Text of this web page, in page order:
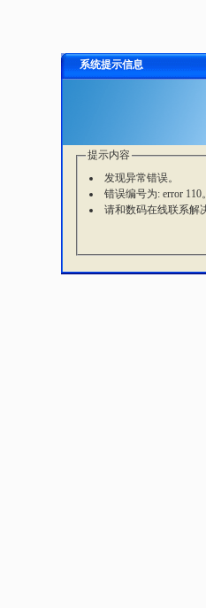
系统提示信息
提示内容
发现异常错误。
错误编号为: error 110
请和数码在线联系解